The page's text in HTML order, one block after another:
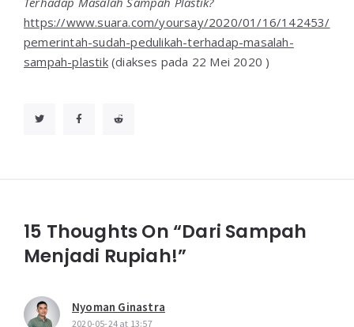
https://www.suara.com/yoursay/2020/01/16/142453/
pemerintah-sudah-pedulikah-terhadap-masalah-
sampah-plastik(diakses pada 22 Mei 2020 )
15 Thoughts On “Dari Sampah
Menjadi Rupiah!”
Nyoman Ginastra
2020-05-24 at 13:57